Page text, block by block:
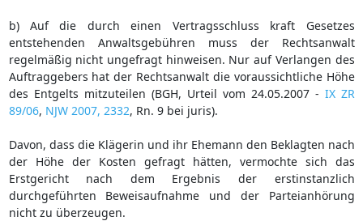
b) Auf die durch einen Vertragsschluss kraft Gesetzes
entstehenden Anwaltsgebühren muss der Rechtsanwalt
regelmäßig nicht ungefragt hinweisen. Nur auf Verlangen des
Auftraggebers hat der Rechtsanwalt die voraussichtliche Höhe
des Entgelts mitzuteilen (BGH, Urteil vom 24.05.2007 - IX ZR
89/06, NJW 2007, 2332, Rn. 9 bei juris).
Davon, dass die Klägerin und ihr Ehemann den Beklagten nach
der Höhe der Kosten gefragt hätten, vermochte sich das
Erstgericht nach dem Ergebnis der erstinstanzlich
durchgeführten Beweisaufnahme und der Parteianhörung
nicht zu überzeugen.